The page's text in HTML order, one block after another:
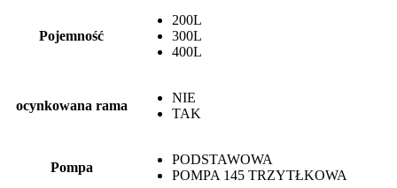
Pojemność
200L
300L
400L
ocynkowana rama
NIE
TAK
Pompa
PODSTAWOWA
POMPA 145 TRZYTŁKOWA